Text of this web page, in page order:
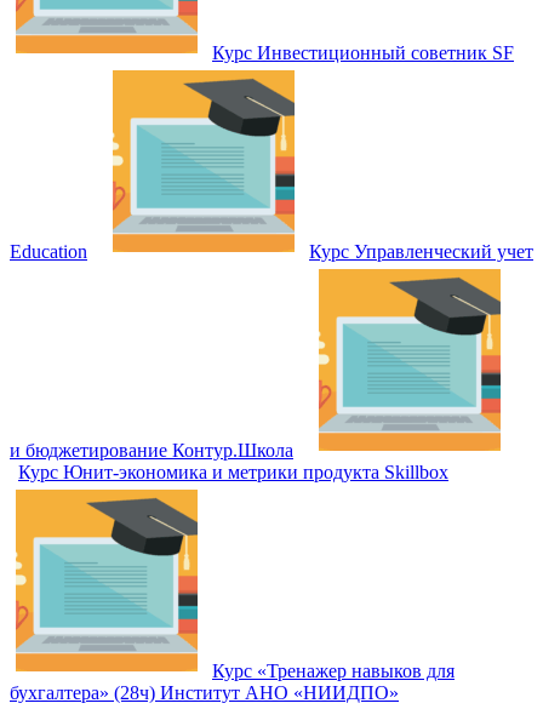
Курс Инвестиционный советник SF
Education Курс Управленческий учет
и бюджетирование Контур.Школа
Курс Юнит-экономика и метрики продукта Skillbox
Курс «Тренажер навыков для
бухгалтера» (28ч) Институт АНО «НИИДПО»